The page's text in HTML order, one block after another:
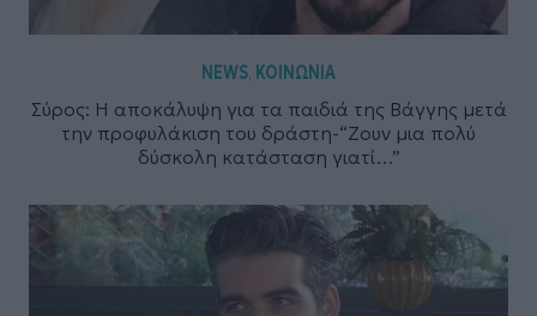
NEWS, ΚΟΙΝΩΝΙΑ
Σύρος: Η αποκάλυψη για τα παιδιά της Βάγγης μετά
την προφυλάκιση του δράστη-“Ζουν μια πολύ
δύσκολη κατάσταση γιατί…”